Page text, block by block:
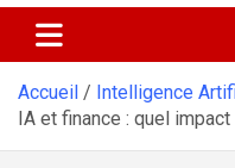
Accueil
Intelligence
IA et finance : quel